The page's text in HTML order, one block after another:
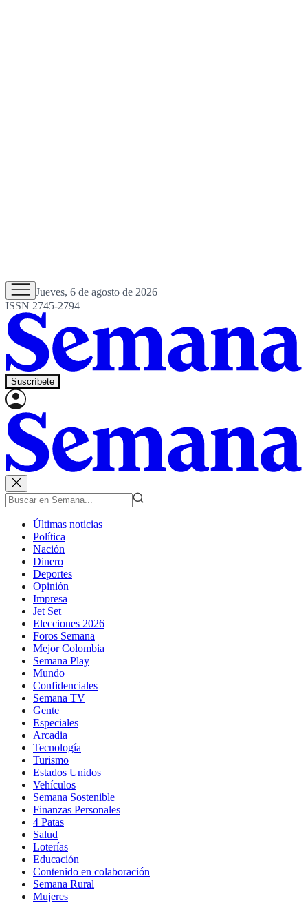
Jueves, 6 de agosto de 2026
ISSN 2745-2794
Suscríbete
Últimas noticias
Política
Nación
Dinero
Deportes
Opinión
Impresa
Jet Set
Elecciones 2026
Foros Semana
Mejor Colombia
Semana Play
Mundo
Confidenciales
Semana TV
Gente
Especiales
Arcadia
Tecnología
Turismo
Estados Unidos
Vehículos
Semana Sostenible
Finanzas Personales
4 Patas
Salud
Loterías
Educación
Contenido en colaboración
Semana Rural
Mujeres